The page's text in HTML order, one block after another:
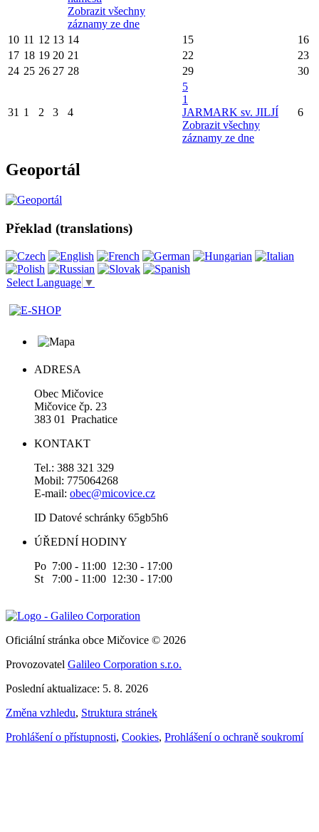
Zobrazit všechny
záznamy ze dne
10 11 12 13 14 15
16
17 18 19 20 21 22
23
24 25 26 27 28 29 30
31 1 2 3 4
5
1
JARMARK sv. JILJÍ
Zobrazit všechny
záznamy ze dne
6
Geoportál
Překlad (translations)
Select Language ▼
ADRESA
Obec Mičovice
Mičovice čp. 23
383 01 Prachatice
KONTAKT
Tel.: 388 321 329
Mobil: 775064268
E-mail: obec@micovice.cz
ID Datové schránky 65gb5h6
ÚŘEDNÍ HODINY
Po 7:00 - 11:00 12:30 - 17:00
St 7:00 - 11:00 12:30 - 17:00
Oficiální stránka obce Mičovice © 2026
Provozovatel Galileo Corporation s.r.o.
Poslední aktualizace: 5. 8. 2026
Změna vzhledu, Struktura stránek
Prohlášení o přístupnosti, Cookies, Prohlášení o ochraně soukromí